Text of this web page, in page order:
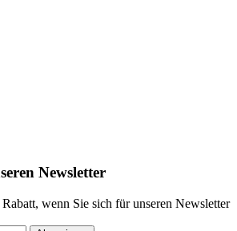
Newsletter
wenn Sie sich für unseren Newsletter